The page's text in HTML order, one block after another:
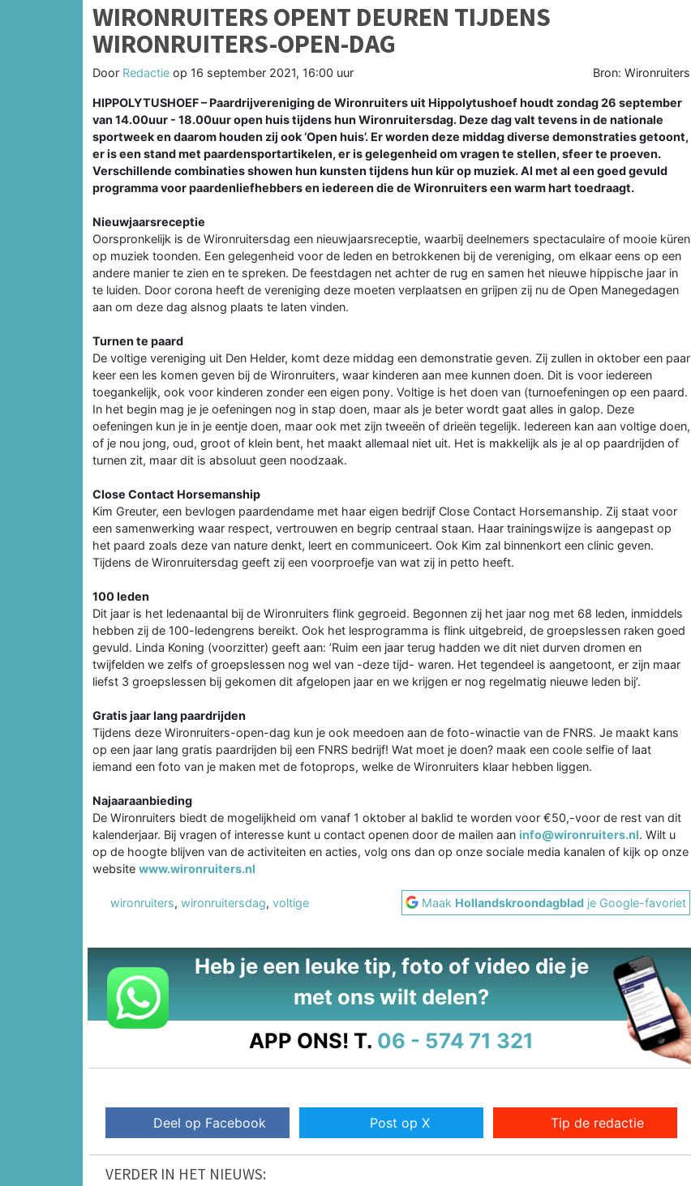
WIRONRUITERS OPENT DEUREN TIJDENS
WIRONRUITERS-OPEN-DAG
Door Redactie op 16 september 2021, 16:00 uur Bron: Wironruiters
HIPPOLYTUSHOEF – Paardrijvereniging de Wironruiters uit Hippolytushoef houdt zondag 26 september
van 14.00uur - 18.00uur open huis tijdens hun Wironruitersdag. Deze dag valt tevens in de nationale
sportweek en daarom houden zij ook ‘Open huis’. Er worden deze middag diverse demonstraties getoont,
er is een stand met paardensportartikelen, er is gelegenheid om vragen te stellen, sfeer te proeven.
Verschillende combinaties showen hun kunsten tijdens hun kür op muziek. Al met al een goed gevuld
programma voor paardenliefhebbers en iedereen die de Wironruiters een warm hart toedraagt.
Nieuwjaarsreceptie
Oorspronkelijk is de Wironruitersdag een nieuwjaarsreceptie, waarbij deelnemers spectaculaire of mooie küren
op muziek toonden. Een gelegenheid voor de leden en betrokkenen bij de vereniging, om elkaar eens op een
andere manier te zien en te spreken. De feestdagen net achter de rug en samen het nieuwe hippische jaar in
te luiden. Door corona heeft de vereniging deze moeten verplaatsen en grijpen zij nu de Open Manegedagen
aan om deze dag alsnog plaats te laten vinden.
Turnen te paard
De voltige vereniging uit Den Helder, komt deze middag een demonstratie geven. Zij zullen in oktober een paar
keer een les komen geven bij de Wironruiters, waar kinderen aan mee kunnen doen. Dit is voor iedereen
toegankelijk, ook voor kinderen zonder een eigen pony. Voltige is het doen van (turnoefeningen op een paard.
In het begin mag je je oefeningen nog in stap doen, maar als je beter wordt gaat alles in galop. Deze
oefeningen kun je in je eentje doen, maar ook met zijn tweeën of drieën tegelijk. Iedereen kan aan voltige doen,
of je nou jong, oud, groot of klein bent, het maakt allemaal niet uit. Het is makkelijk als je al op paardrijden of
turnen zit, maar dit is absoluut geen noodzaak.
Close Contact Horsemanship
Kim Greuter, een bevlogen paardendame met haar eigen bedrijf Close Contact Horsemanship. Zij staat voor
een samenwerking waar respect, vertrouwen en begrip centraal staan. Haar trainingswijze is aangepast op
het paard zoals deze van nature denkt, leert en communiceert. Ook Kim zal binnenkort een clinic geven.
Tijdens de Wironruitersdag geeft zij een voorproefje van wat zij in petto heeft.
100 leden
Dit jaar is het ledenaantal bij de Wironruiters flink gegroeid. Begonnen zij het jaar nog met 68 leden, inmiddels
hebben zij de 100-ledengrens bereikt. Ook het lesprogramma is flink uitgebreid, de groepslessen raken goed
gevuld. Linda Koning (voorzitter) geeft aan: ’Ruim een jaar terug hadden we dit niet durven dromen en
twijfelden we zelfs of groepslessen nog wel van -deze tijd- waren. Het tegendeel is aangetoont, er zijn maar
liefst 3 groepslessen bij gekomen dit afgelopen jaar en we krijgen er nog regelmatig nieuwe leden bij’.
Gratis jaar lang paardrijden
Tijdens deze Wironruiters-open-dag kun je ook meedoen aan de foto-winactie van de FNRS. Je maakt kans
op een jaar lang gratis paardrijden bij een FNRS bedrijf! Wat moet je doen? maak een coole selfie of laat
iemand een foto van je maken met de fotoprops, welke de Wironruiters klaar hebben liggen.
Najaaraanbieding
De Wironruiters biedt de mogelijkheid om vanaf 1 oktober al baklid te worden voor €50,-voor de rest van dit
kalenderjaar. Bij vragen of interesse kunt u contact openen door de mailen aan info@wironruiters.nl. Wilt u
op de hoogte blijven van de activiteiten en acties, volg ons dan op onze sociale media kanalen of kijk op onze
website www.wironruiters.nl
wironruiters, wironruitersdag, voltige Maak Hollandskroondagblad je Google-favoriet
Heb je een leuke tip, foto of video die je
met ons wilt delen?
APP ONS! T. 06 - 574 71 321
Deel op Facebook Post op X Tip de redactie
VERDER IN HET NIEUWS: